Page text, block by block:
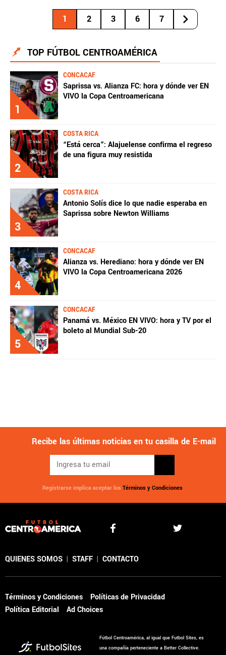
1 2 3 6 7
TOP FÚTBOL CENTROAMÉRICA
1
CONCACAF
Saprissa vs. Alianza FC: hora y dónde ver EN
VIVO la Copa Centroamericana
2
COSTA RICA
“Está cerca”: Alajuelense confirma el regreso
de una figura muy resistida
3
COSTA RICA
Antonio Solís dice lo que nadie esperaba en
Saprissa sobre Newton Williams
4
CONCACAF
Alianza vs. Herediano: hora y dónde ver EN
VIVO la Copa Centroamericana 2026
5
CONCACAF
Panamá vs. México EN VIVO: hora y TV por el
boleto al Mundial Sub-20
Recibe las últimas noticias en tu casilla de E-mail
Registrarse implica aceptar los Términos y Condiciones
QUIENES SOMOS | STAFF | CONTACTO
Términos y Condiciones
Políticas de Privacidad
Política Editorial
Ad Choices
Fútbol Centroamérica, al igual que Futbol Sites, es
una compañía perteneciente a Better Collective.